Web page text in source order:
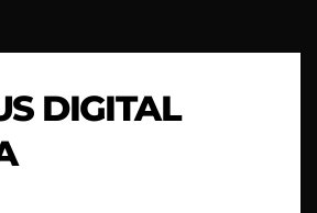
DIGITAL